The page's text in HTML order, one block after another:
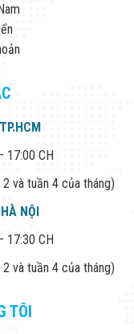
17:00 CH
và tuần 4 của tháng)
NỘI
17:30 CH
và tuần 4 của tháng)
TÔI